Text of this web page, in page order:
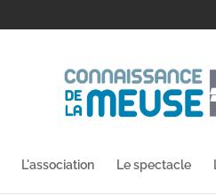
L'association Le spectacle